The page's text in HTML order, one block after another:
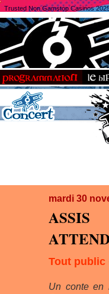
Trusted Non Gamstop Casinos
mardi 30
Tout
Un conte en